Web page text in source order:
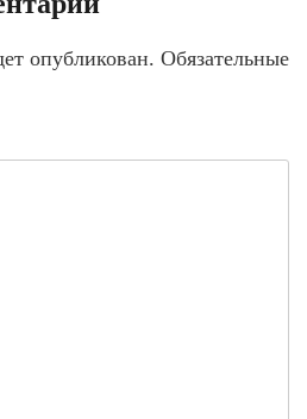
опубликован. Обязательные